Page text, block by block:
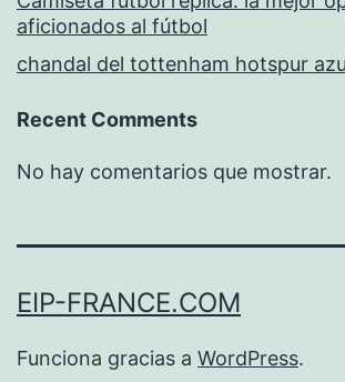
aficionados al fútbol
chandal del tottenham hotspur
Recent Comments
No hay comentarios que mostrar.
EIP-FRANCE.COM
Funciona gracias a WordPress.